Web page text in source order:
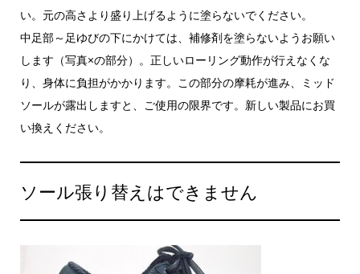
い。元の高さより盛り上げるように塗らないでください。
中足部～足ゆびの下にかけては、補修剤を塗らないようお願い
します（写真×の部分）。正しいローリング動作が行えなくな
り、身体に負担がかかります。この部分の摩耗が進み、ミッド
ソールが露出しますと、ご使用の限界です。新しい製品にお買
い換えください。
ソール張り替えはできません